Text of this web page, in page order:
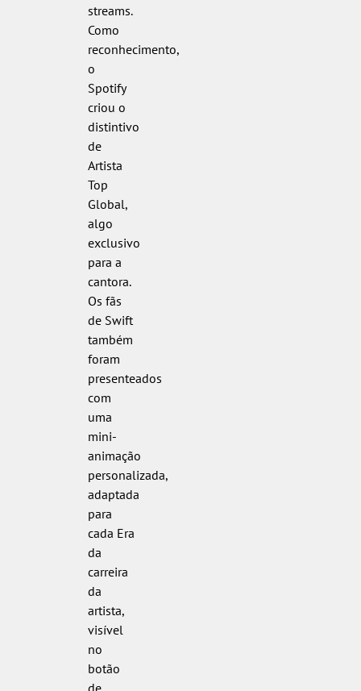
streams.
Como
reconhecimento,
o
Spotify
criou o
distintivo
de
Artista
Top
Global,
algo
exclusivo
para a
cantora.
Os fãs
de Swift
também
foram
presenteados
com
uma
mini-
animação
personalizada,
adaptada
para
cada Era
da
carreira
da
artista,
visível
no
botão
de